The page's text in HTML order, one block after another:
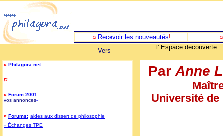
¤ Recevoir les nouveautés!
Vers
l' Espace découverte
¤ Philagora.net
¤
¤ Forum 2001
vos annonces-
¤ Forums: aides aux dissert de philosophie
- Échanges TPE
Par Anne
Université